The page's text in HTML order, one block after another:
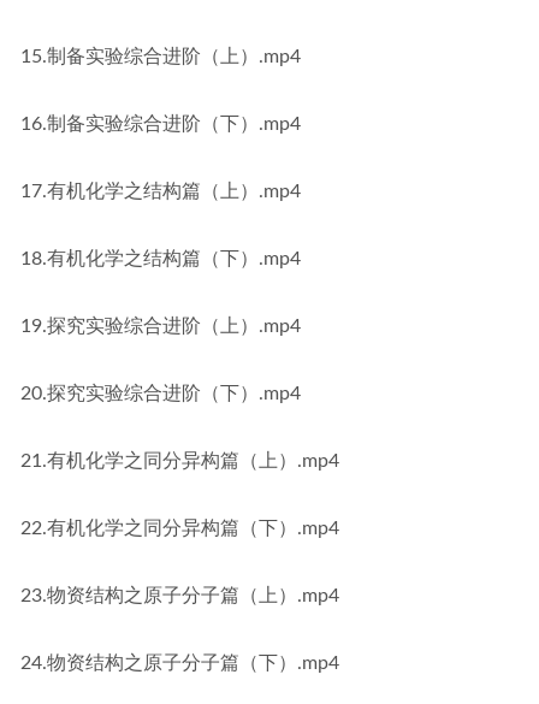
15.制备实验综合进阶（上）.mp4
16.制备实验综合进阶（下）.mp4
17.有机化学之结构篇（上）.mp4
18.有机化学之结构篇（下）.mp4
19.探究实验综合进阶（上）.mp4
20.探究实验综合进阶（下）.mp4
21.有机化学之同分异构篇（上）.mp4
22.有机化学之同分异构篇（下）.mp4
23.物资结构之原子分子篇（上）.mp4
24.物资结构之原子分子篇（下）.mp4